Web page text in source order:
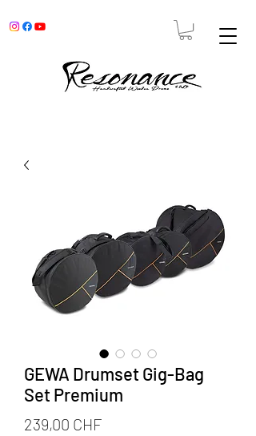
GEWA Drumset Gig-Bag
Set Premium
239,00 CHFPreis